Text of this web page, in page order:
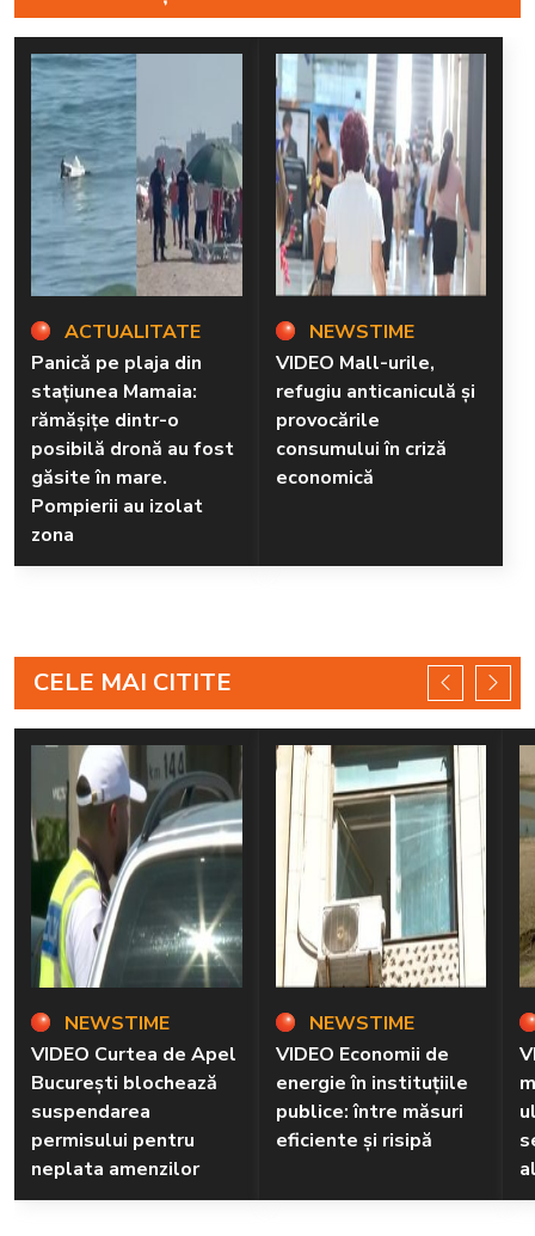
ACTUALITATE
Panică pe plaja din
stațiunea Mamaia:
rămăşiţe dintr-o
posibilă dronă au fost
găsite în mare.
Pompierii au izolat
zona
NEWSTIME
VIDEO Mall-urile,
refugiu anticaniculă și
provocările
consumului în criză
economică
CELE MAI CITITE
NEWSTIME
VIDEO Curtea de Apel
București blochează
suspendarea
permisului pentru
neplata amenzilor
NEWSTIME
VIDEO Economii de
energie în instituțiile
publice: între măsuri
eficiente și risipă